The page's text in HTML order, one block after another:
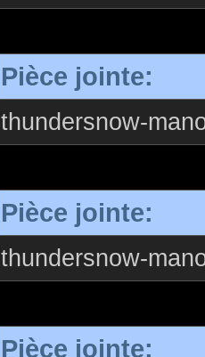
Pièce jointe:
thundersnow-
Pièce jointe:
thundersnow-
Pièce jointe: